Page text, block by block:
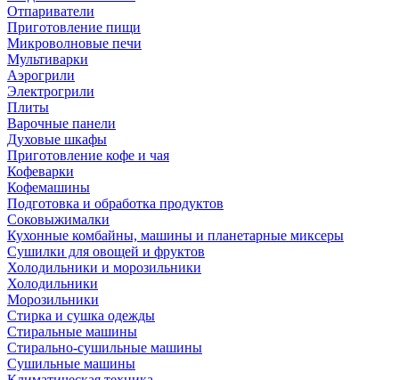
Отпариватели
Приготовление пищи
Микроволновые печи
Мультиварки
Аэрогрили
Электрогрили
Плиты
Варочные панели
Духовые шкафы
Приготовление кофе и чая
Кофеварки
Кофемашины
Подготовка и обработка продуктов
Соковыжималки
Кухонные комбайны, машины и планетарные миксеры
Сушилки для овощей и фруктов
Холодильники и морозильники
Холодильники
Морозильники
Стирка и сушка одежды
Стиральные машины
Стирально-сушильные машины
Сушильные машины